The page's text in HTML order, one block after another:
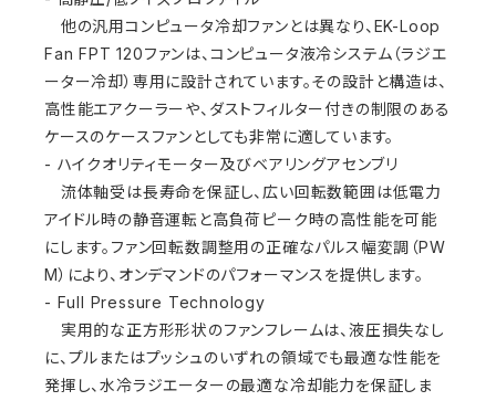
他の汎用コンピュータ冷却ファンとは異なり、EK-Loop
Fan FPT 120ファンは、コンピュータ液冷システム（ラジエ
ーター冷却）専用に設計されています。その設計と構造は、
高性能エアクーラーや、ダストフィルター付きの制限のある
ケースのケースファンとしても非常に適しています。
- ハイクオリティモーター及びベアリングアセンブリ
流体軸受は長寿命を保証し、広い回転数範囲は低電力
アイドル時の静音運転と高負荷ピーク時の高性能を可能
にします。ファン回転数調整用の正確なパルス幅変調（PW
M）により、オンデマンドのパフォーマンスを提供します。
- Full Pressure Technology
実用的な正方形形状のファンフレームは、液圧損失なし
に、プルまたはプッシュのいずれの領域でも最適な性能を
発揮し、水冷ラジエーターの最適な冷却能力を保証しま